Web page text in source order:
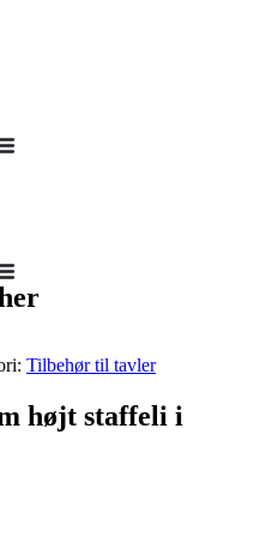
Tilbehør til tavler
højt staffeli i